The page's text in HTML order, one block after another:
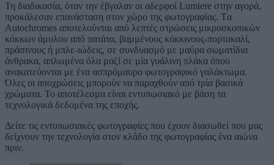
Τη διαδικασία, όταν την έβγαλαν οι αδερφοί Lumiere στην αγορά,
προκάλεσαν επανάσταση στον χώρο της φωτογραφίας. Tα
Autochromes αποτελούνται από λεπτές στρώσεις μικροσκοπικών
κόκκων άμυλου από πατάτα, βαμμένους κόκκινους-πορτοκαλί,
πράσινους ή μπλε-ιώδεις, σε συνδυασμό με μαύρα σωματίδια
άνθρακα, απλωμένα όλα μαζί σε μία γυάλινη πλάκα όπου
ανακατεύονται με ένα ασπρόμαυρο φωτογραφικό γαλάκτωμα.
Όλες οι αποχρώσεις μπορούν να παραχθούν από τρία βασικά
χρώματα. Το αποτέλεσμα είναι εντυπωσιακό με βάση τα
τεχνολογικά δεδομένα της εποχής.
Δείτε τις εντυπωσιακές φωτογραφίες που έχουν διασωθεί που μας
δείχνουν την τεχνολογία στον κλάδο της φωτογραφίας ένα αιώνα
πριν.